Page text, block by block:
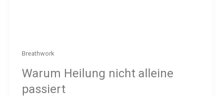
Breathwork
Warum Heilung nicht alleine
passiert